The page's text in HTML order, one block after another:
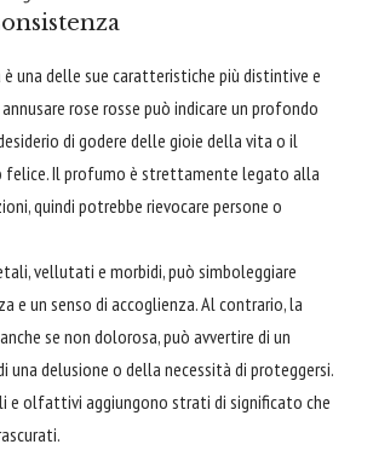
una delle sue caratteristiche più distintive e
rose rosse può indicare un profondo
di godere delle gioie della vita o il
felice. Il profumo è strettamente legato alla
quindi potrebbe rievocare persone o
vellutati e morbidi, può simboleggiare
e un senso di accoglienza. Al contrario, la
se non dolorosa, può avvertire di un
una delusione o della necessità di proteggersi.
olfattivi aggiungono strati di significato che